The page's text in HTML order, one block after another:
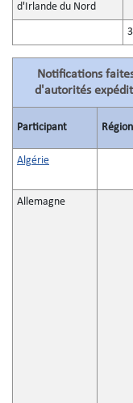
d'Irlande du Nord
Notifications
d'autorités
Participant
Algérie
Allemagne